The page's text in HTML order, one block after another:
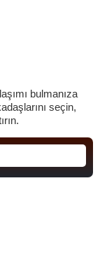
bulmanıza
seçin,